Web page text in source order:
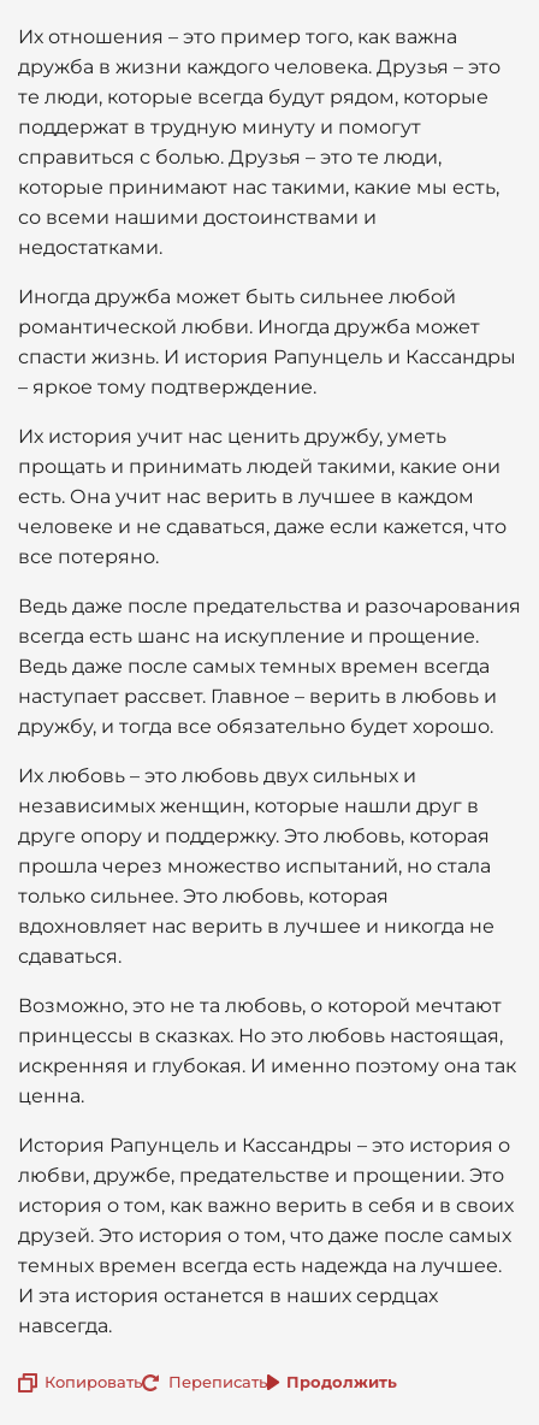
Их отношения – это пример того, как важна
дружба в жизни каждого человека. Друзья – это
те люди, которые всегда будут рядом, которые
поддержат в трудную минуту и помогут
справиться с болью. Друзья – это те люди,
которые принимают нас такими, какие мы есть,
со всеми нашими достоинствами и
недостатками.
Иногда дружба может быть сильнее любой
романтической любви. Иногда дружба может
спасти жизнь. И история Рапунцель и Кассандры
– яркое тому подтверждение.
Их история учит нас ценить дружбу, уметь
прощать и принимать людей такими, какие они
есть. Она учит нас верить в лучшее в каждом
человеке и не сдаваться, даже если кажется, что
все потеряно.
Ведь даже после предательства и разочарования
всегда есть шанс на искупление и прощение.
Ведь даже после самых темных времен всегда
наступает рассвет. Главное – верить в любовь и
дружбу, и тогда все обязательно будет хорошо.
Их любовь – это любовь двух сильных и
независимых женщин, которые нашли друг в
друге опору и поддержку. Это любовь, которая
прошла через множество испытаний, но стала
только сильнее. Это любовь, которая
вдохновляет нас верить в лучшее и никогда не
сдаваться.
Возможно, это не та любовь, о которой мечтают
принцессы в сказках. Но это любовь настоящая,
искренняя и глубокая. И именно поэтому она так
ценна.
История Рапунцель и Кассандры – это история о
любви, дружбе, предательстве и прощении. Это
история о том, как важно верить в себя и в своих
друзей. Это история о том, что даже после самых
темных времен всегда есть надежда на лучшее.
И эта история останется в наших сердцах
навсегда.
Копировать Переписать Продолжить